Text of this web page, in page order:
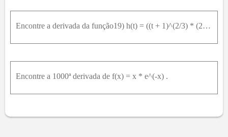
Encontre a derivada da função19) h(t) = ((t + 1)^(2/3) * (2t^2 - 1))^3 ³
Encontre a 1000ª derivada de f(x) = x * e^(-x) .